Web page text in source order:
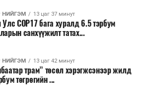
холбогдолтой юм.
НИЙГЭМ 13 цаг 37 минут
Улс COP17 бага хуралд 6.5 тэрбум
санхүүжилт татах...
НИЙГЭМ 13 цаг 42 минут
трам” төсөл хэрэгжсэнээр жилд
төгрөгийн ...